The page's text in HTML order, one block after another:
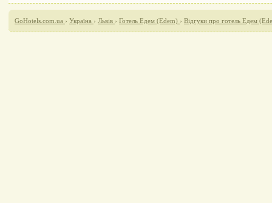
GoHotels.com.ua › Україна › Львів › Готель Едем (Edem) › Відгуки про готель Едем